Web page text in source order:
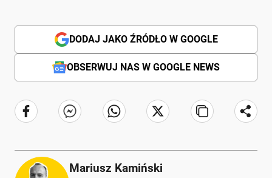
DODAJ JAKO ŹRÓDŁO W GOOGLE
OBSERWUJ NAS W GOOGLE NEWS
Mariusz Kamiński